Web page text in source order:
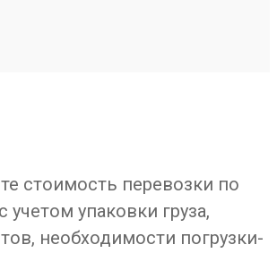
стоимость перевозки по
учетом упаковки груза,
необходимости погрузки-